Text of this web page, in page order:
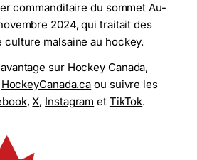
commanditaire du sommet Au-
2024, qui traitait des
culture malsaine au hockey.
sur Hockey Canada,
HockeyCanada.ca ou suivre les
,X, Instagram et TikTok.